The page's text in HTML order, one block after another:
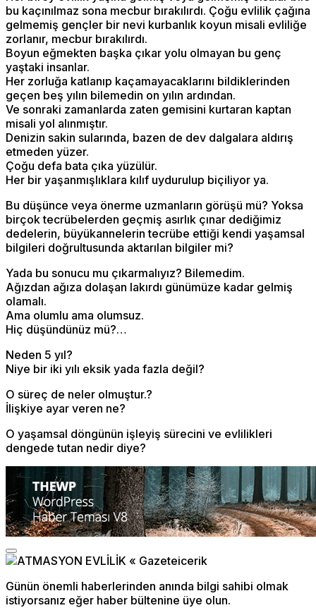
bu kaçınılmaz sona mecbur bırakılırdı. Çoğu evlilik çağına
gelmemiş gençler bir nevi kurbanlık koyun misali evliliğe
zorlanır, mecbur bırakılırdı.
Boyun eğmekten başka çıkar yolu olmayan bu genç
yaştaki insanlar.
Her zorluğa katlanıp kaçamayacaklarını bildiklerinden
geçen beş yılın bilemedin on yılın ardından.
Ve sonraki zamanlarda zaten gemisini kurtaran kaptan
misali yol alınmıştır.
Denizin sakin sularında, bazen de dev dalgalara aldırış
etmeden yüzer.
Çoğu defa bata çıka yüzülür.
Her bir yaşanmışlıklara kılıf uydurulup biçiliyor ya.
Bu düşünce veya önerme uzmanların görüşü mü? Yoksa
birçok tecrübelerden geçmiş asırlık çınar dediğimiz
dedelerin, büyükannelerin tecrübe ettiği kendi yaşamsal
bilgileri doğrultusunda aktarılan bilgiler mi?
Yada bu sonucu mu çıkarmalıyız? Bilemedim.
Ağızdan ağıza dolaşan lakırdı günümüze kadar gelmiş
olamalı.
Ama olumlu ama olumsuz.
Hiç düşündünüz mü?…
Neden 5 yıl?
Niye bir iki yılı eksik yada fazla değil?
O süreç de neler olmuştur.?
İlişkiye ayar veren ne?
O yaşamsal döngünün işleyiş sürecini ve evlilikleri
dengede tutan nedir diye?
Günün önemli haberlerinden anında bilgi sahibi olmak
istiyorsanız eğer haber bültenine üye olun.